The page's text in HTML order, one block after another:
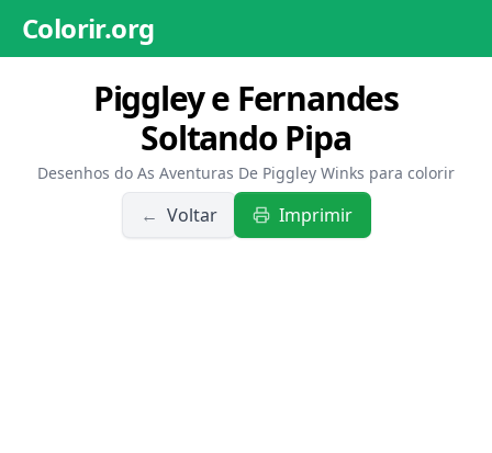
Colorir.org
Piggley e Fernandes
Soltando Pipa
Desenhos do As Aventuras De Piggley Winks para colorir
← Voltar Imprimir